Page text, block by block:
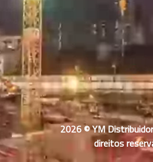
2026 © YM
direitos